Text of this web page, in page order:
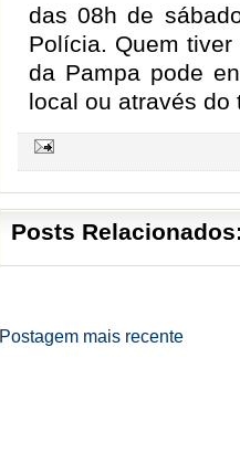
das 08h de
Polícia. Quem
da Pampa pode
local ou através do
Posts
Postagem mais recente